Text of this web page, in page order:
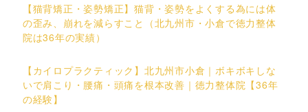
【猫背矯正・姿勢矯正】猫背・姿勢をよくする為には体
の歪み、崩れを減らすこと（北九州市・小倉で徳力整体
院は36年の実績）
【カイロプラクティック】北九州市小倉｜ボキボキしな
いで肩こり・腰痛・頭痛を根本改善｜徳力整体院【36年
の経験】